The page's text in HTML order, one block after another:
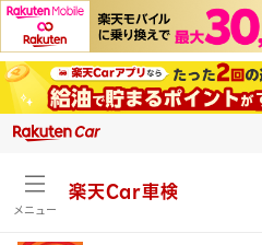
メニュー
楽天Car車検